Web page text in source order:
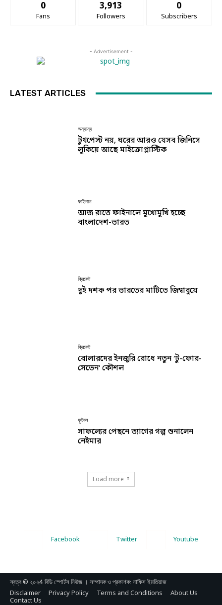
0
Fans
3,913
Followers
0
Subscribers
- Advertisement -
LATEST ARTICLES
অন্যান্য
টুথপেস্ট নয়, ঘরের আরও যেসব জিনিসে
লুকিয়ে আছে মাইক্রোপ্লাস্টিক
ফাইনাল
আজ রাতে ফাইনালে মুখোমুখি হচ্ছে
বাংলাদেশ-ভারত
ক্রিকেট
দুই দশক পর ভারতের মাটিতে জিম্বাবুয়ে
ক্রিকেট
বোলারদের ইনজুরি রোধে নতুন ‘টু-ফোর-
সেভেন’ কৌশল
ফুটবল
সাফল্যের পেছনে ত্যাগের গল্প শুনালেন
নেইমার
Load more
Facebook Twitter Youtube
স্বত্ব © ২০২4 বিডি স্পোর্টস নিউজ । সম্পাদক ও প্রকাশক: নাফিস ইমতিয়াজ
Disclaimer Privacy Policy Terms and Conditions
About Us
Contact Us